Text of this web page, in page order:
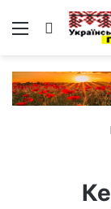
Меню Пошук